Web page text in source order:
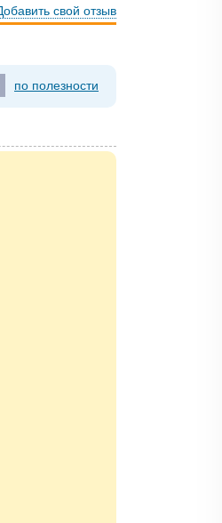
свой отзыв
по полезности